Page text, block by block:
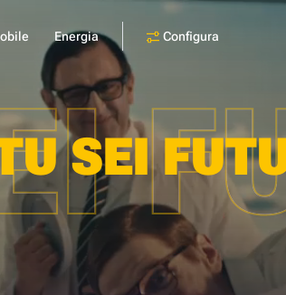
Energia Configura
SEI